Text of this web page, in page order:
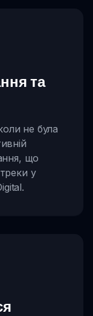
та
не була
що
у